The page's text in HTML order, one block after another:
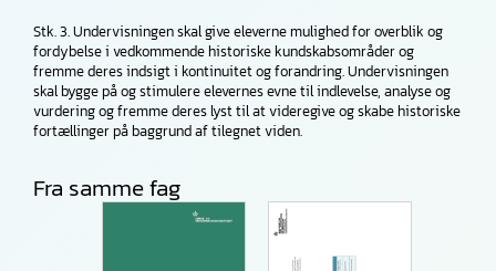
Fra samme fag
Stk. 3. Undervisningen skal give eleverne mulighed for overblik og
fordybelse i vedkommende historiske kundskabsområder og
fremme deres indsigt i kontinuitet og forandring. Undervisningen
skal bygge på og stimulere elevernes evne til indlevelse, analyse og
vurdering og fremme deres lyst til at videregive og skabe historiske
fortællinger på baggrund af tilegnet viden.